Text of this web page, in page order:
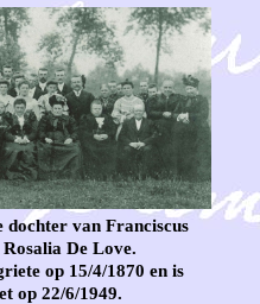
dochter van Franciscus
De Love.
op 15/4/1870 en is
op 22/6/1949.